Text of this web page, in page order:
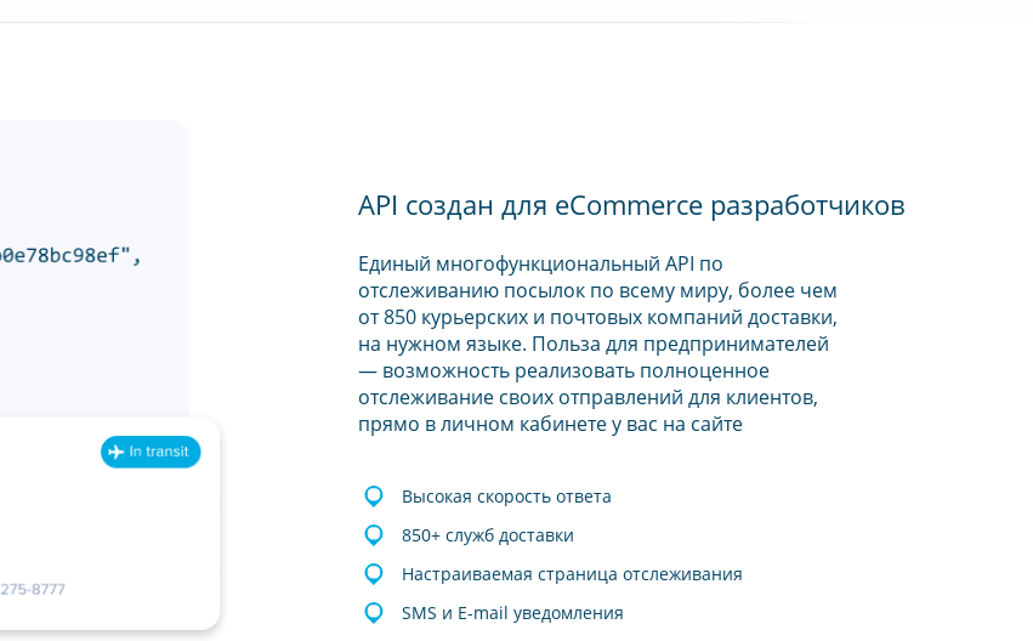
API создан для eCommerce разработчиков
Единый многофункциональный API по
отслеживанию посылок по всему миру, более чем
от 850 курьерских и почтовых компаний доставки,
на нужном языке. Польза для предпринимателей
— возможность реализовать полноценное
отслеживание своих отправлений для клиентов,
прямо в личном кабинете у вас на сайте
Высокая скорость ответа
850+ служб доставки
Настраиваемая страница отслеживания
SMS и E-mail уведомления